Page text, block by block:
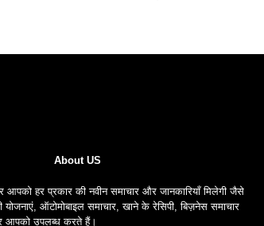
About US
आपको हर प्रकार की नवीन समाचार और जानकारियाँ मिलेगी जैसे
योजनाएं, ऑटोमोबाइल समाचार, खाने के रेसिपी, बिज़नेस समाचार
आपको उपलब्ध करते हैं।